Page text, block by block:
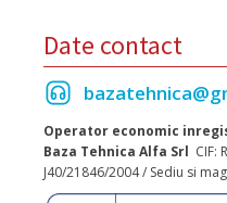
Date contact
Operator economic
Baza Tehnica Alfa Srl CIF:
J40/21846/2004 / Sediu si